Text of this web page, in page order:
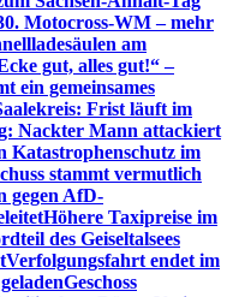
Motocross-WM – mehr
am
gut, alles gut!“ –
ein gemeinsames
Frist läuft im
Nackter Mann attackiert
Katastrophenschutz im
stammt vermutlich
gegen AfD-
Höhere Taxipreise im
des Geiseltalsees
Verfolgungsfahrt endet im
Geschoss